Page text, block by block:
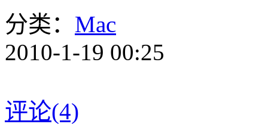
分类： Mac
2010-1-19 00:25
评论(4)